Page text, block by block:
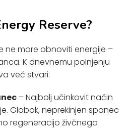
Reserve?
ne more obnoviti energije –
K dnevnemu polnjenju
več stvari:
– Najbolj učinkovit način
Globok, neprekinjen spanec
regeneracijo živčnega